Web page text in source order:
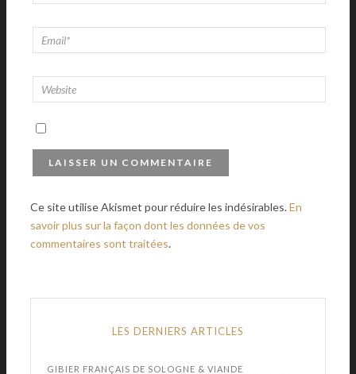
Ce site utilise Akismet pour réduire les indésirables.En
savoir plus sur la façon dont les données de vos
commentaires sont traitées.
LES DERNIERS ARTICLES
GIBIER FRANÇAIS DE SOLOGNE & VIANDE